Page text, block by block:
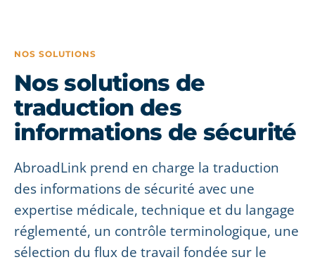
NOS SOLUTIONS
Nos solutions de
traduction des
informations de sécurité
AbroadLink prend en charge la traduction
des informations de sécurité avec une
expertise médicale, technique et du langage
réglementé, un contrôle terminologique, une
sélection du flux de travail fondée sur le